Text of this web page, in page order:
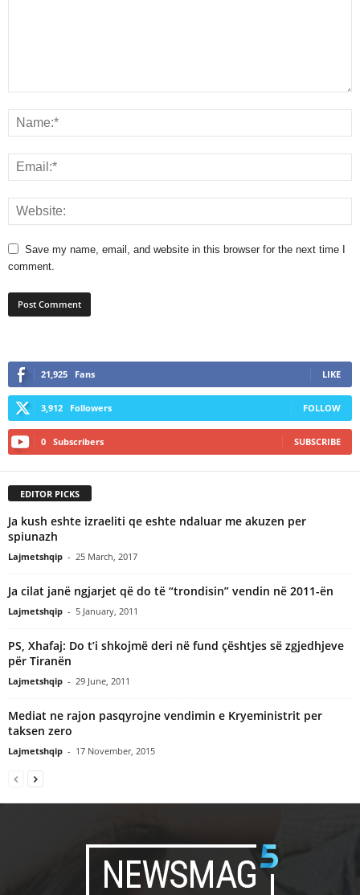
Save my name, email, and website in this browser for the next time I
comment.
21,925 Fans LIKE
3,912 Followers FOLLOW
0 Subscribers SUBSCRIBE
EDITOR PICKS
Ja kush eshte izraeliti qe eshte ndaluar me akuzen per
spiunazh
Lajmetshqip - 25 March, 2017
Ja cilat janë ngjarjet që do të “trondisin” vendin në 2011-ën
Lajmetshqip - 5 January, 2011
PS, Xhafaj: Do t’i shkojmë deri në fund çështjes së zgjedhjeve
për Tiranën
Lajmetshqip - 29 June, 2011
Mediat ne rajon pasqyrojne vendimin e Kryeministrit per
taksen zero
Lajmetshqip - 17 November, 2015